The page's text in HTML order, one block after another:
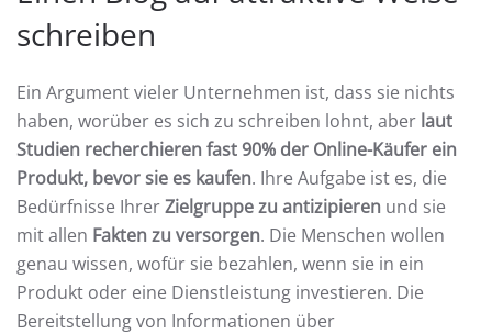
schreiben
Ein Argument vieler Unternehmen ist, dass sie nichts
haben, worüber es sich zu schreiben lohnt, aber laut
Studien recherchieren fast 90% der Online-Käufer ein
Produkt, bevor sie es kaufen. Ihre Aufgabe ist es, die
Bedürfnisse IhrerZielgruppe zu antizipieren und sie
mit allen Fakten zu versorgen. Die Menschen wollen
genau wissen, wofür sie bezahlen, wenn sie in ein
Produkt oder eine Dienstleistung investieren. Die
Bereitstellung von Informationen über